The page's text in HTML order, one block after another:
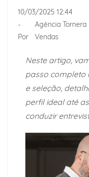
10/03/2025 12:44
-
Por
Agência
Vendas
Neste artigo,
passo completo
e seleção,
perfil ideal até
conduzir